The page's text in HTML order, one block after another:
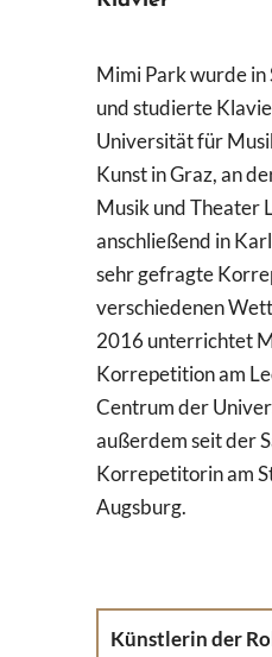
nach:
Mimi Park wurde in
und studierte
Universität für
Kunst in Graz, an
Musik und Theater
anschließend in
sehr gefragte
verschiedenen
2016 unterrichtet
Korrepetition am
Centrum der
außerdem seit der
Korrepetitorin am
Augsburg.
Künstlerin der